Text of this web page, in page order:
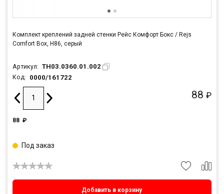
Комплект креплений задней стенки Рейс Комфорт Бокс / Rejs
Comfort Box, H86, серый
Артикул: TH03.0360.01.002
Код: 0000/161722
88 ₽
88 ₽
Добавить в корзину
Под заказ